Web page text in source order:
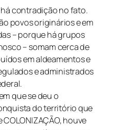
contradição no fato.
povos originários e em
– porque há grupos
– somam cerca de
em aldeamentos e
e administrados
que se deu o
do território que
houve